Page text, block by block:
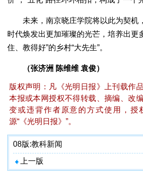
未来，南京晓庄学院将以此为契机
时代焕发出更加璀璨的光芒，培养出更
住、教得好”的乡村“大先生”。
（张济洲 陈维维 袁俊）
版权声明：凡《光明日报》上刊载作
本报或本网授权不得转载、摘编、改
变或违背作者原意的方式使用，授
源“《光明日报》”。
08版:教科新闻
上一版